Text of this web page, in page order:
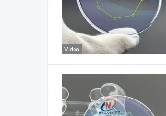
Video